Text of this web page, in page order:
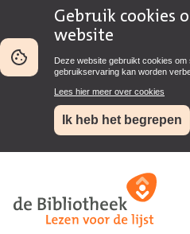
Gebruik cookies
website
Deze website gebruikt cookies
gebruikservaring kan worden
Lees hier meer over cookies
Ik heb het begrepen